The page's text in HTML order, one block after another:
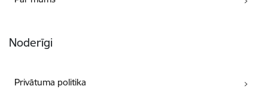
Noderīgi
Privātuma politika